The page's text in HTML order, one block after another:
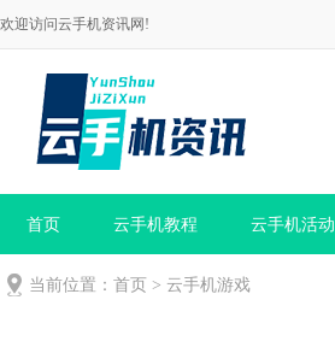
欢迎访问云手机资讯网!
首页 云手机教程 云手机活动
当前位置： 首页 > 云手机游戏